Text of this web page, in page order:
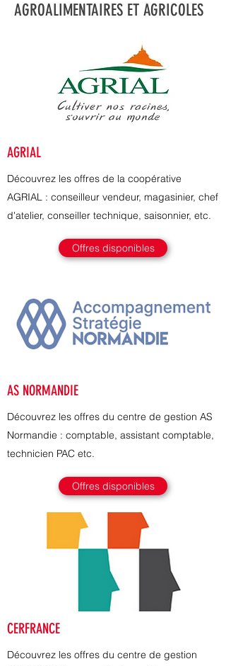
AGROALIMENTAIRES ET AGRICOLES
AGRIAL
Découvrez les offres de la coopérative
AGRIAL : conseilleur vendeur, magasinier, chef
d'atelier, conseiller technique, saisonnier, etc.
Offres disponibles
AS NORMANDIE
Découvrez les offres du centre de gestion AS
Normandie : comptable, assistant comptable,
technicien PAC etc.
Offres disponibles
CERFRANCE
Découvrez les offres du centre de gestion